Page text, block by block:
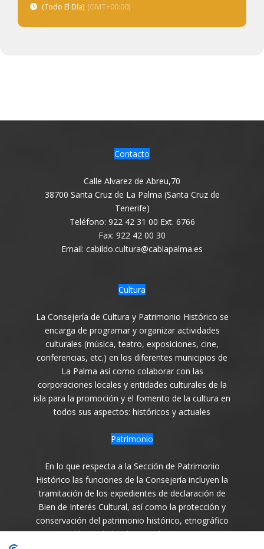
(Todo El Día) (GMT+00:00)
Contacto
Calle Alvarez de Abreu,70
38700 Santa Cruz de La Palma (Santa Cruz de
Tenerife)
Teléfono: 922 42 31 00 Ext. 6766
Fax: 922 42 00 30
Email: cabildo.cultura@cablapalma.es
Cultura
La Consejería de Cultura y Patrimonio Histórico se
encarga de programar y organizar actividades
culturales (música, teatro, exposiciones, cine,
conferencias, etc.) en los diferentes municipios de
La Palma así como colaborar con las
corporaciones locales y entidades culturales de la
isla para la promoción y el fomento de la cultura en
todos sus aspectos: históricos y actuales
Patrimonio
En lo que respecta a la Sección de Patrimonio
Histórico las funciones de la Consejería incluyen la
tramitación de los expedientes de declaración de
Bien de Interés Cultural, así como la protección y
conservación del patrimonio histórico, etnográfico
y arqueológico de la Isla en todas sus variantes.